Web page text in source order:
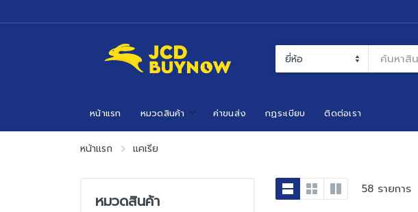
หน้าแรก หมวดสินค้า ค่าขนส่ง กฏระเบียบ ติดต่อเรา
หน้าแรก แคเรีย
หมวดสินค้า
58 รายการ